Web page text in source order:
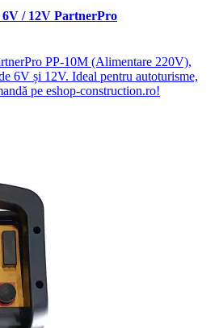
/ 12V PartnerPro
PP-10M (Alimentare 220V),
6V și 12V. Ideal pentru autoturisme,
pe eshop-construction.ro!